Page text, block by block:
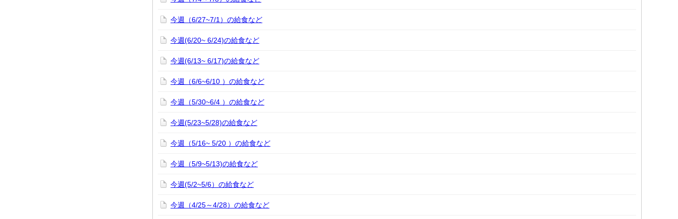
今週（6/27~7/1）の給食など
今週(6/20~ 6/24)の給食など
今週(6/13~ 6/17)の給食など
今週（6/6~6/10 ）の給食など
今週（5/30~6/4 ）の給食など
今週(5/23~5/28)の給食など
今週（5/16~ 5/20 ）の給食など
今週（5/9~5/13)の給食など
今週(5/2~5/6）の給食など
今週（4/25～4/28）の給食など